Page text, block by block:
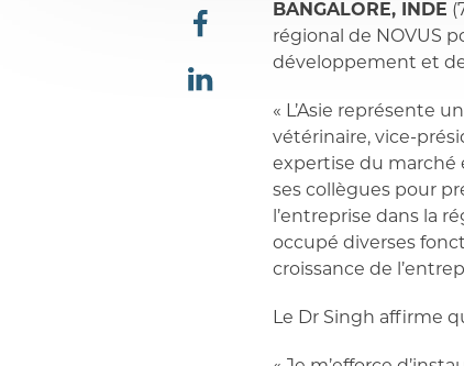
BANGALORE, INDE
régional de NOVUS
développement et
« L’Asie représente
vétérinaire, vice-
expertise du marché
ses collègues pour
l’entreprise dans la
occupé diverses
croissance de
Le Dr Singh affirme